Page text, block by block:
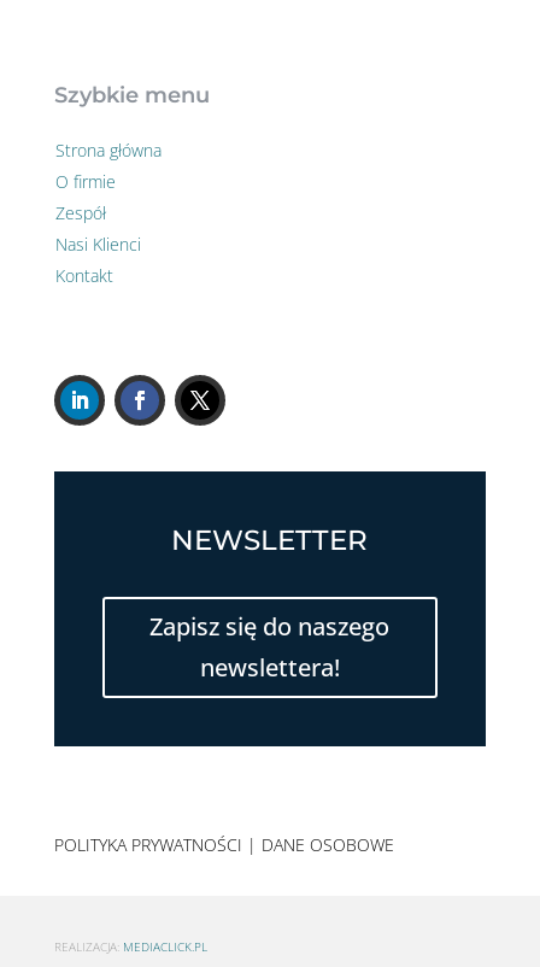
Szybkie menu
Strona główna
O firmie
Zespół
Nasi Klienci
Kontakt
NEWSLETTER
Zapisz się do naszego
newslettera!
POLITYKA PRYWATNOŚCI | DANE OSOBOWE
REALIZACJA: MEDIACLICK.PL